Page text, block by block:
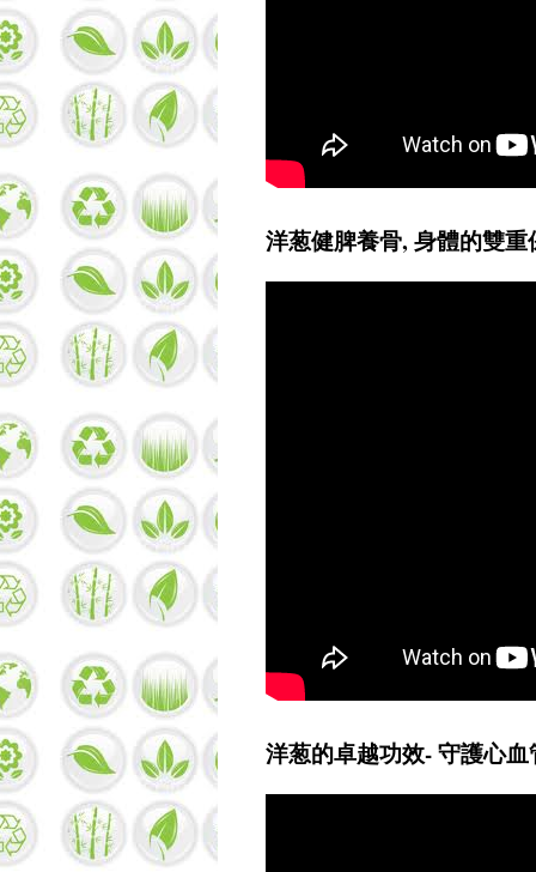
洋葱健脾養骨, 身體的雙重
洋葱的卓越功效- 守護心